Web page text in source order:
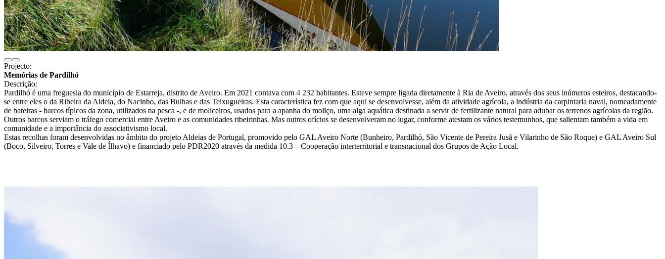
Projecto:
Memórias de Pardilhó
Descrição:
Pardilhó é uma freguesia do município de Estarreja, distrito de Aveiro. Em 2021 contava com 4 232 habitantes. Esteve sempre ligada diretamente à Ria de Aveiro, através dos seus inúmeros esteiros, destacando-
se entre eles o da Ribeira da Aldeia, do Nacinho, das Bulhas e das Teixugueiras. Esta característica fez com que aqui se desenvolvesse, além da atividade agrícola, a indústria da carpintaria naval, nomeadamente
de bateiras - barcos típicos da zona, utilizados na pesca -, e de moliceiros, usados para a apanha do moliço, uma alga aquática destinada a servir de fertilizante natural para adubar os terrenos agrícolas da região.
Outros barcos serviam o tráfego comercial entre Aveiro e as comunidades ribeirinhas. Mas outros ofícios se desenvolveram no lugar, conforme atestam os vários testemunhos, que salientam também a vida em
comunidade e a importância do associativismo local.
Estas recolhas foram desenvolvidas no âmbito do projeto Aldeias de Portugal, promovido pelo GAL Aveiro Norte (Bunheiro, Pardilhó, São Vicente de Pereira Jusã e Vilarinho de São Roque) e GAL Aveiro Sul
(Boco, Silveiro, Torres e Vale de Ílhavo) e financiado pelo PDR2020 através da medida 10.3 – Cooperação interterritorial e transnacional dos Grupos de Ação Local.